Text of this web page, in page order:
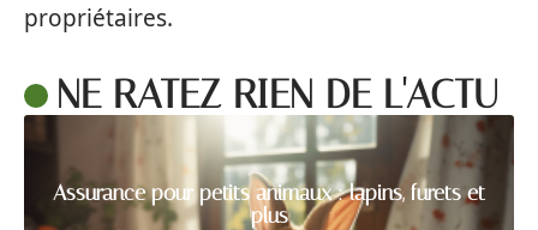
propriétaires.
NE RATEZ RIEN DE L'ACTU
Assurance pour petits animaux : lapins, furets et
plus